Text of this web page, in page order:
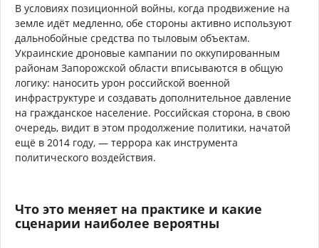
В условиях позиционной войны, когда продвижение на
земле идёт медленно, обе стороны активно используют
дальнобойные средства по тыловым объектам.
Украинские дроновые кампании по оккупированным
районам Запорожской области вписываются в общую
логику: наносить урон российской военной
инфраструктуре и создавать дополнительное давление
на гражданское население. Российская сторона, в свою
очередь, видит в этом продолжение политики, начатой
ещё в 2014 году, — террора как инструмента
политического воздействия.
Что это меняет на практике и какие
сценарии наиболее вероятны